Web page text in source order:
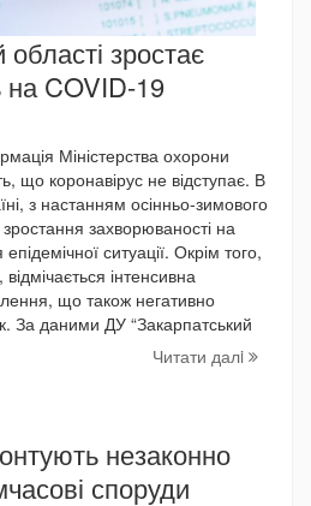
області зростає
на COVID-19
Міністерства охорони
що коронавірус не відступає. В
з настанням осінньо-зимового
зростання захворюваності на
ситуації. Окрім того,
інтенсивна
що також негативно
За даними ДУ “Закарпатський
Читати далi
незаконно
споруди